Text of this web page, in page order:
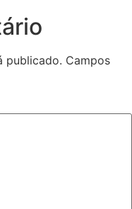
publicado. Campos